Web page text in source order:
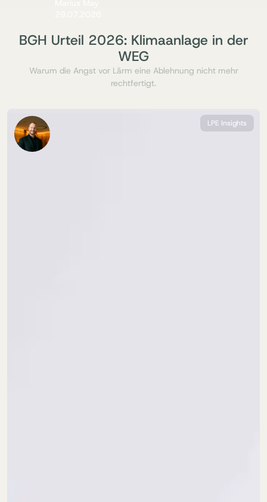
BGH Urteil 2026: Klimaanlage in der
WEG
Warum die Angst vor Lärm eine Ablehnung nicht mehr
rechtfertigt.
LPE Insights